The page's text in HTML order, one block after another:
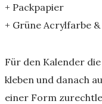
+ Packpapier
+ Grüne Acrylfarbe &
Für den Kalender
kleben und danach
einer Form